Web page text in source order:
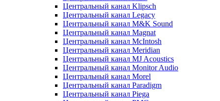
Центральный канал Klipsch
Центральный канал Legacy
Центральный канал M&K Sound
Центральный канал Magnat
Центральный канал McIntosh
Центральный канал Meridian
Центральный канал MJ Acoustics
Центральный канал Monitor Audio
Центральный канал Morel
Центральный канал Paradigm
Центральный канал Piega